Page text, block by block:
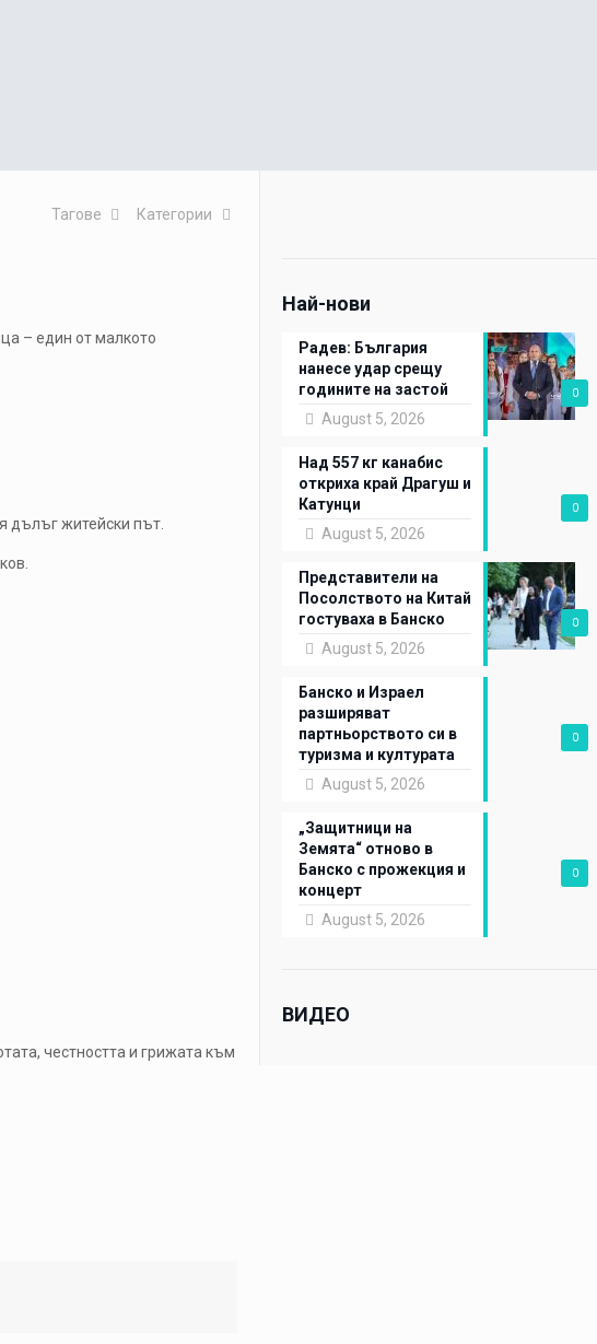
Категории
Тагове
– един от малкото
дълъг житейски път.
честността и грижата към
Най-нови
0
Радев: България
нанесе удар срещу
годините на застой
August 5, 2026
0
Над 557 кг канабис
откриха край Драгуш и
Катунци
August 5, 2026
0
Представители на
Посолството на Китай
гостуваха в Банско
August 5, 2026
0
Банско и Израел
разширяват
партньорството си в
туризма и културата
August 5, 2026
0
„Защитници на
Земята“ отново в
Банско с прожекция и
концерт
August 5, 2026
ВИДЕО